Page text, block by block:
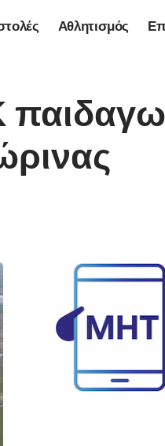
Αθλητισμός